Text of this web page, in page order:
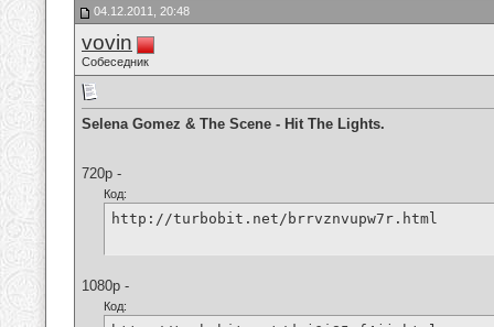
04.12.2011, 20:48
vovin
Собеседник
Selena Gomez & The Scene - Hit The Lights.
720p -
Код:
http://turbobit.net/brrvznvupw7r.html
1080p -
Код: